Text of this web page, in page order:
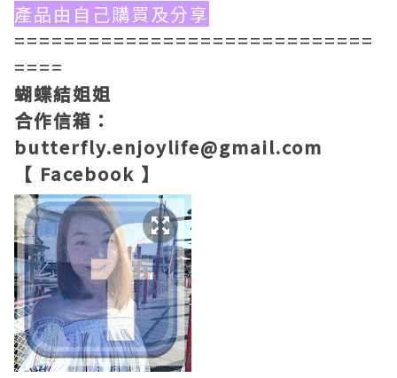
產品由自己購買及分享
=============================
====
蝴蝶結姐姐
合作信箱：
butterfly.enjoylife@gmail.com
【 Facebook 】